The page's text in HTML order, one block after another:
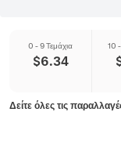
0 - 9 Τεμάχια
$6.34
10
Δείτε όλες τις